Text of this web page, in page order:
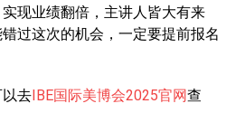
现业绩翻倍，主讲人皆大有来
过这次的机会，一定要提前报名
去IBE国际美博会2025官网查